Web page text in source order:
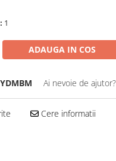
1
ADAUGA IN COS
Ai nevoie de ajutor?
Cere informatii